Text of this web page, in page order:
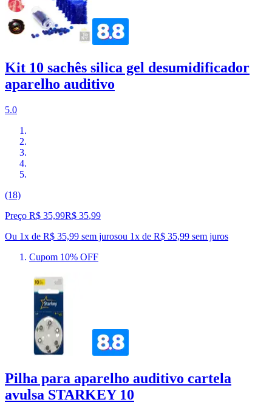
Kit 10 sachês silica gel desumidificador
aparelho auditivo
5.0
(18)
Preço R$ 35,99R$ 35,99
Ou 1x de R$ 35,99 sem jurosou 1x de R$ 35,99 sem juros
Cupom 10% OFF
Pilha para aparelho auditivo cartela
avulsa STARKEY 10